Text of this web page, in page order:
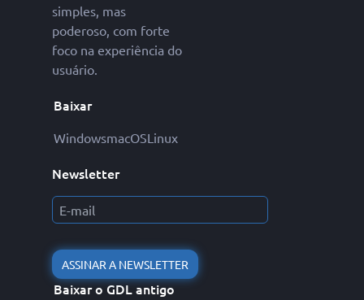
simples, mas
poderoso, com forte
foco na experiência do
usuário.
Baixar
WindowsmacOSLinux
Newsletter
ASSINAR A NEWSLETTER
Baixar o GDL antigo